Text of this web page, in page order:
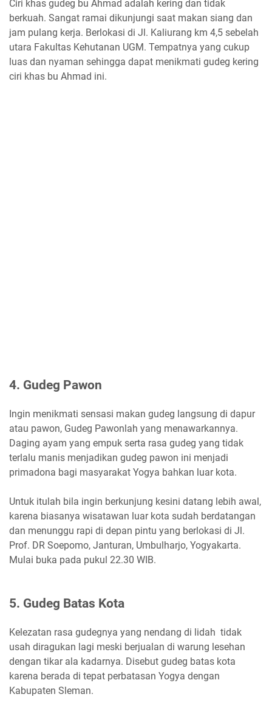
Ciri khas gudeg bu Ahmad adalah kering dan tidak
berkuah. Sangat ramai dikunjungi saat makan siang dan
jam pulang kerja. Berlokasi di Jl. Kaliurang km 4,5 sebelah
utara Fakultas Kehutanan UGM. Tempatnya yang cukup
luas dan nyaman sehingga dapat menikmati gudeg kering
ciri khas bu Ahmad ini.
4. Gudeg Pawon
Ingin menikmati sensasi makan gudeg langsung di dapur
atau pawon, Gudeg Pawonlah yang menawarkannya.
Daging ayam yang empuk serta rasa gudeg yang tidak
terlalu manis menjadikan gudeg pawon ini menjadi
primadona bagi masyarakat Yogya bahkan luar kota.
Untuk itulah bila ingin berkunjung kesini datang lebih awal,
karena biasanya wisatawan luar kota sudah berdatangan
dan menunggu rapi di depan pintu yang berlokasi di Jl.
Prof. DR Soepomo, Janturan, Umbulharjo, Yogyakarta.
Mulai buka pada pukul 22.30 WIB.
5. Gudeg Batas Kota
Kelezatan rasa gudegnya yang nendang di lidah tidak
usah diragukan lagi meski berjualan di warung lesehan
dengan tikar ala kadarnya. Disebut gudeg batas kota
karena berada di tepat perbatasan Yogya dengan
Kabupaten Sleman.